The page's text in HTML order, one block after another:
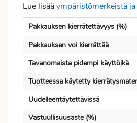
Lue lisääympäristömerkeistä
Pakkauksen kierrätettävyys (%)
Pakkauksen voi kierrättää
Tavanomaista pidempi käyttöikä
Tuotteessa käytetty
Uudelleentäytettävissä
Vastuullisuusaste (%)